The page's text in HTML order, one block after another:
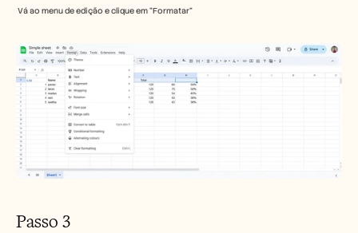
Vá ao menu de edição e clique em "Formatar"
Passo 3